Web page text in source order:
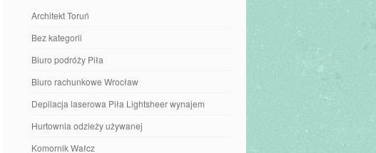
Architekt Toruń
Bez kategorii
Biuro podróży Piła
Biuro rachunkowe Wrocław
Depilacja laserowa Piła Lightsheer wynajem
Hurtownia odzieży używanej
Komornik Wałcz